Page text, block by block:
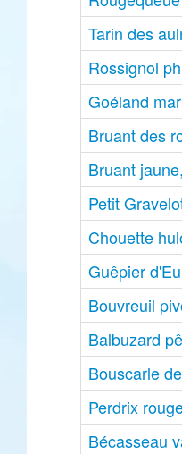
Tarin des
Rossignol
Goéland
Bruant des
Bruant
Petit
Chouette
Guêpier
Bouvreuil
Balbuzard
Bouscarle
Perdrix
Bécasseau